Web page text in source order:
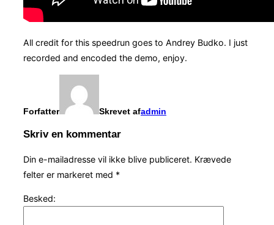
All credit for this speedrun goes to Andrey Budko. I just
recorded and encoded the demo, enjoy.
Forfatter Skrevet afadmin
Skriv en kommentar
Din e-mailadresse vil ikke blive publiceret. Krævede
felter er markeret med *
Besked: